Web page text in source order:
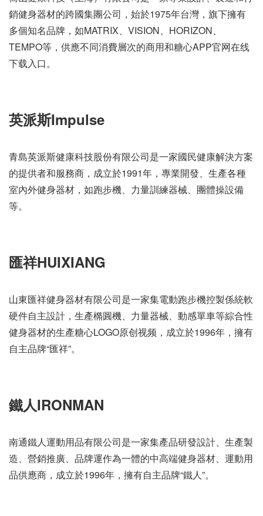
銷健身器材的跨國集團公司，始於1975年台灣，旗下擁有
多個知名品牌，如MATRIX、VISION、HORIZON、
TEMPO等，供應不同消費層次的商用和糖心APP官网在线
下载入口。
英派斯Impulse
青島英派斯健康科技股份有限公司是一家國民健康解決方案
的提供者和服務商，成立於1991年，專業開發、生產各種
室內外健身器材，如跑步機、力量訓練器械、團體操設備
等。
匯祥HUIXIANG
山東匯祥健身器材有限公司是一家集電動跑步機控製係統軟
硬件自主設計，生產橢圓機、力量器械、動感單車等綜合性
健身器材的生產糖心LOGO原创视频，成立於1996年，擁有
自主品牌“匯祥”。
鐵人IRONMAN
南通鐵人運動用品有限公司是一家集產品研發設計、生產製
造、營銷推廣、品牌運作為一體的中高端健身器材、運動用
品供應商，成立於1996年，擁有自主品牌“鐵人”。